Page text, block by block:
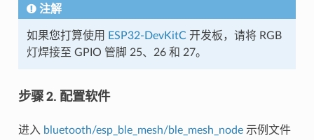
注解
如果您打算使用 ESP32-DevKitC开发板，请将 RGB
灯焊接至 GPIO 管脚 25、26 和 27。
步骤 2. 配置软件
进入 bluetooth/esp_ble_mesh/ble_mesh_node示例文件